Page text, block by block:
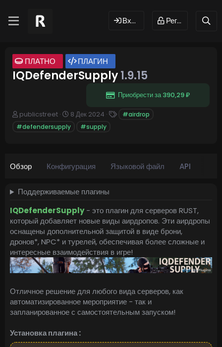
Вход Регистрация
ПЛАТНО ПЛАГИН
IQDefenderSupply1.9.15
Приобрести за 390,29 ₽
А
т
publicstreet
Д
т
з
н
я
8 Дек 2024
#airdrop
#defendersupply
#supply
Обзор Конфигурация Языковой файл API
Поддерживаемые плагины
IQDefenderSupply- это плагин для серверов RUST,
который добавляет новые виды аирдропов. Эти аирдропы
оснащены дополнительной защитой в виде брони,
дронов*, NPC* и турелей, обеспечивая более сложные и
интересные взаимодействия в игре!
Отличное решение для любого вида серверов, как
автоматизированное мероприятие - так и
запланированное с самостоятельным запуском!
Установка плагина :